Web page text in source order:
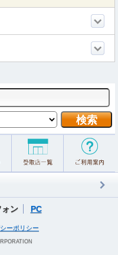
ォン PC
ーポリシー